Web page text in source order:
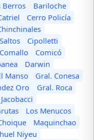
Berros
Bariloche
Cerro Policía
Cipolletti
Comallo
Comicó
Darwin
Manso
Gral. Conesa
Oro
Gral. Roca
Los Menucos
Maquinchao
Niyeu